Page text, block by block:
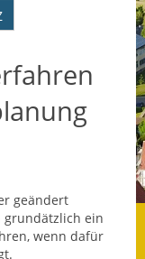
im
noch
geändert
grundätzlich ein
wenn dafür